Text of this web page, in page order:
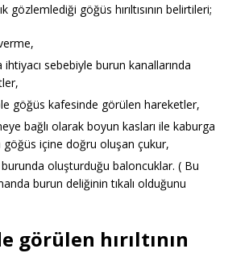
gözlemlediği göğüs hırıltısının belirtileri;
ihtiyacı sebebiyle burun kanallarında
göğüs kafesinde görülen hareketler,
bağlı olarak boyun kasları ile kaburga
göğüs içine doğru oluşan çukur,
burunda oluşturduğu baloncuklar. ( Bu
burun deliğinin tıkalı olduğunu
görülen hırıltının